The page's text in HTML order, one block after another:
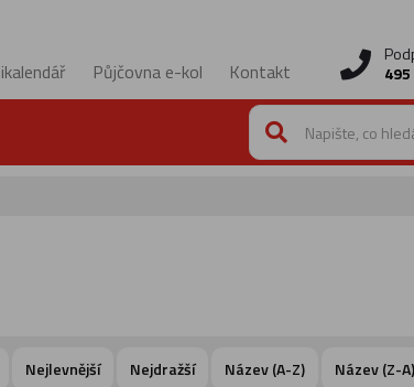
Půjčovna e-kol Kontakt
Nejlevnější Nejdražší Název (A-Z) Název (Z-A)